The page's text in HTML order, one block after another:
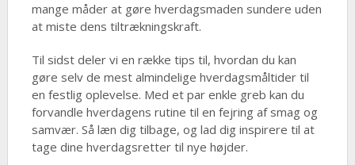
mange måder at gøre hverdagsmaden sundere uden
at miste dens tiltrækningskraft.
Til sidst deler vi en række tips til, hvordan du kan
gøre selv de mest almindelige hverdagsmåltider til
en festlig oplevelse. Med et par enkle greb kan du
forvandle hverdagens rutine til en fejring af smag og
samvær. Så læn dig tilbage, og lad dig inspirere til at
tage dine hverdagsretter til nye højder.